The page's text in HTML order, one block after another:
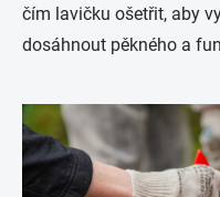
čím lavičku ošetřit, aby
dosáhnout pěkného a